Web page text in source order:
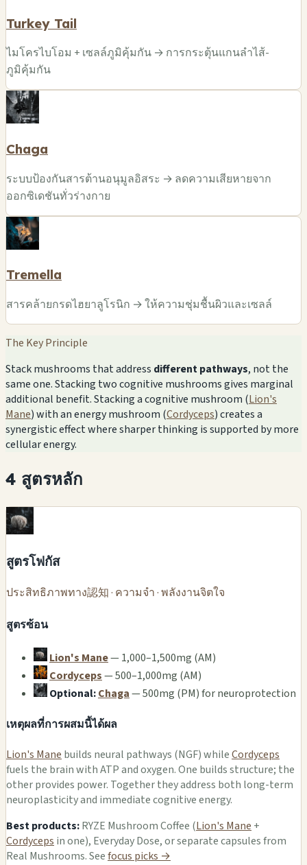
Turkey Tail
ไมโครไบโอม + เซลล์ภูมิคุ้มกัน → การกระตุ้นแกนลำไส้-
ภูมิคุ้มกัน
Chaga
ระบบป้องกันสารต้านอนุมูลอิสระ → ลดความเสียหายจาก
ออกซิเดชันทั่วร่างกาย
Tremella
สารคล้ายกรดไฮยาลูโรนิก → ให้ความชุ่มชื้นผิวและเซลล์
The Key Principle
Stack mushrooms that address different pathways, not the
same one. Stacking two cognitive mushrooms gives marginal
additional benefit. Stacking a cognitive mushroom (Lion's
Mane) with an energy mushroom (Cordyceps) creates a
synergistic effect where sharper thinking is supported by more
cellular energy.
4 สูตรหลัก
สูตรโฟกัส
ประสิทธิภาพทาง認知 · ความจำ · พลังงานจิตใจ
สูตรซ้อน
Lion's Mane— 1,000–1,500mg (AM)
Cordyceps— 500–1,000mg (AM)
Optional:Chaga— 500mg (PM) for neuroprotection
เหตุผลที่การผสมนี้ได้ผล
Lion's Manebuilds neural pathways (NGF) whileCordyceps
fuels the brain with ATP and oxygen. One builds structure; the
other provides power. Together they address both long-term
neuroplasticity and immediate cognitive energy.
Best products:RYZE Mushroom Coffee (Lion's Mane+
Cordycepsin one), Everyday Dose, or separate capsules from
Real Mushrooms. Seefocus picks →